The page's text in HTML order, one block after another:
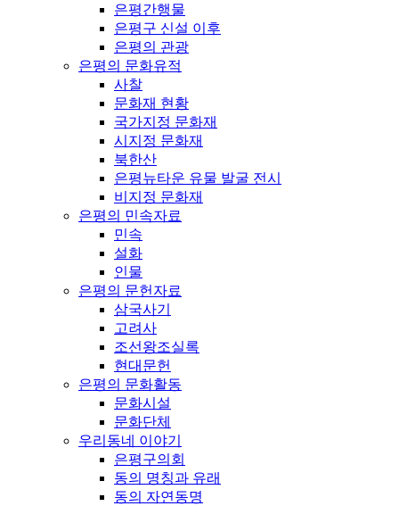
은평간행물
은평구 신설 이후
은평의 관광
은평의 문화유적
사찰
문화재 현황
국가지정 문화재
시지정 문화재
북한산
은평뉴타운 유물 발굴 전시
비지정 문화재
은평의 민속자료
민속
설화
인물
은평의 문헌자료
삼국사기
고려사
조선왕조실록
현대문헌
은평의 문화활동
문화시설
문화단체
우리동네 이야기
은평구의회
동의 명칭과 유래
동의 자연동명